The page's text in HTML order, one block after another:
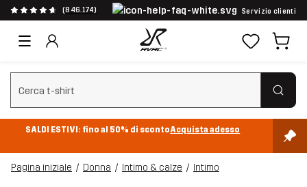
(846.174) Servizio clienti
Cancella ricerca
SALDI ESTIVI: fino al 50% di scontoAcquista adesso
Pagina iniziale Donna Intimo & calze Intimo